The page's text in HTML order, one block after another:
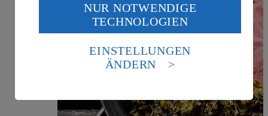
Wenn du auf „Aktivieren“ klickst, willigst du im Sinne
des Art. 49 Abs. 1 Satz 1 lit. a) DSGVO ein, dass deine
Daten in den USA verarbeitet werden. Der EuGH sieht
die USA als Land mit einem nach europäischen
Standards nicht angemessenen Datenschutzniveau an.
Es besteht das Risiko eines Zugriffs durch US-
Informationen zum Herausgeber der Seite findest du
Impressum
NUR NOTWENDIGE
TECHNOLOGIEN
EINSTELLUNGEN
ÄNDERN